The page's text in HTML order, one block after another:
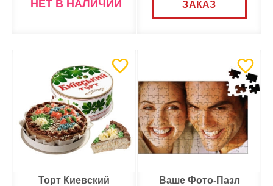
НЕТ В НАЛИЧИИ ЗАКАЗ
Торт Киевский Ваше Фото-Пазл